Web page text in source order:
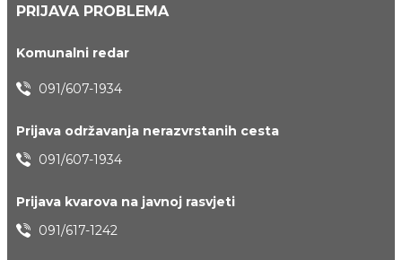
PRIJAVA PROBLEMA
Komunalni redar
091/607-1934
Prijava održavanja nerazvrstanih cesta
091/607-1934
Prijava kvarova na javnoj rasvjeti
091/617-1242